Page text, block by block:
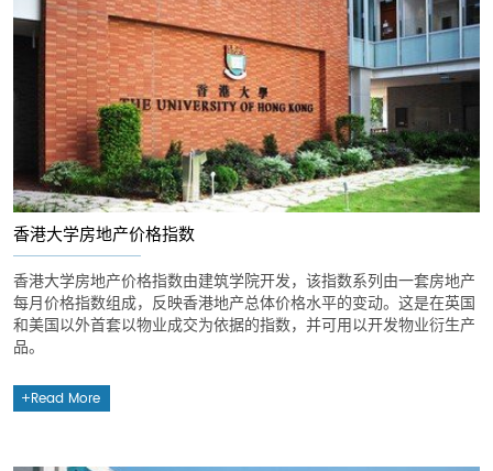
香港大学房地产价格指数
香港大学房地产价格指数由建筑学院开发，该指数系列由一套房地产
每月价格指数组成，反映香港地产总体价格水平的变动。这是在英国
和美国以外首套以物业成交为依据的指数，并可用以开发物业衍生产
品。
Read More